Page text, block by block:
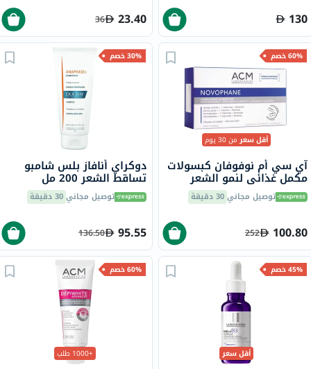
130
23.40
36
60% خصم
أقل سعرمن 30 يوم
آي سي أم نوفوفان كبسولات
مكمل غذائي لنمو الشعر
والأظافر حزمة من 60
توصيل مجاني30 دقيقة
100.80
252
30% خصم
دوكراي أنافاز بلس شامبو
تساقط الشعر 200 مل
توصيل مجاني30 دقيقة
95.55
136.50
45% خصم
أقل سعر
60% خصم
+1000 طلب